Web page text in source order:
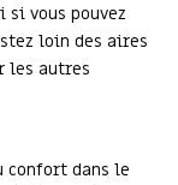
vous pouvez
loin des aires
les autres
confort dans le